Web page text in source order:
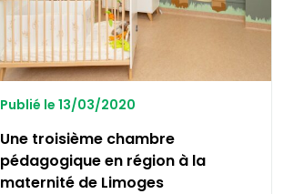
Publié le 13/03/2020
Une troisième chambre
pédagogique en région à la
maternité de Limoges